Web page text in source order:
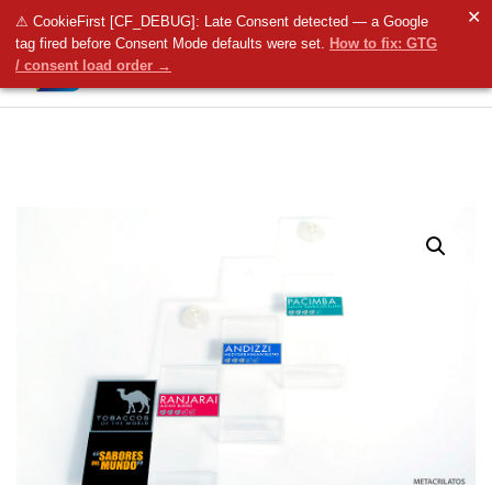
⚠ CookieFirst [CF_DEBUG]: Late Consent detected — a Google
tag fired before Consent Mode defaults were set. How to fix: GTG
/ consent load order →
✕